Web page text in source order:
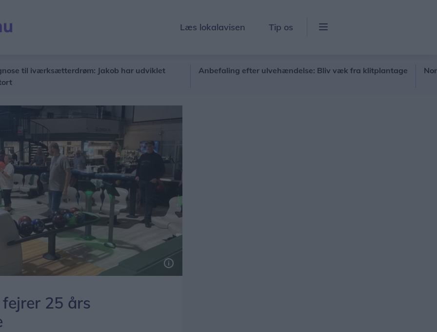
Læs lokalavisen Tip os
iværksætterdrøm: Jakob har udviklet
Anbefaling efter ulvehændelse: Bliv væk fra klitplantage
25 års